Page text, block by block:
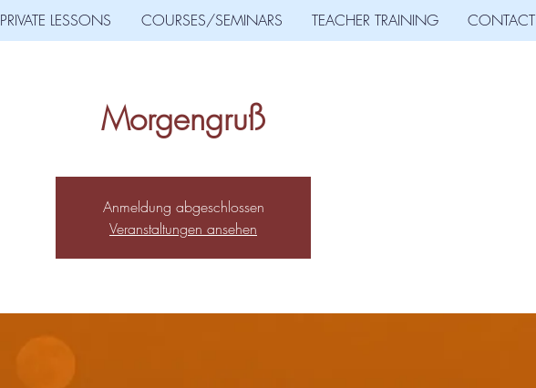
PRIVATE LESSONS COURSES/SEMINARS TEACHER TRAINING CONTACT
Morgengruß
Anmeldung abgeschlossen
Veranstaltungen ansehen